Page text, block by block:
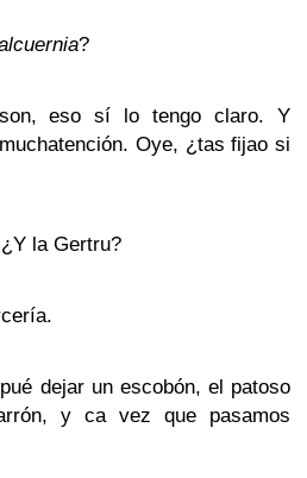
?
eso sí lo tengo claro. Y
Oye, ¿tas fijao si
la Gertru?
dejar un escobón, el patoso
y ca vez que pasamos